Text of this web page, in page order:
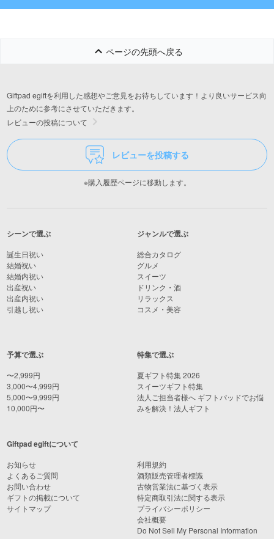
ページの先頭へ戻る
Giftpad egiftを利用した感想やご意見をお待ちしています！より良いサービス向
上のために参考にさせていただきます。
レビューの投稿について
レビューを投稿する
※購入履歴ページに移動します。
シーンで選ぶ
誕生日祝い
結婚祝い
結婚内祝い
出産祝い
出産内祝い
引越し祝い
予算で選ぶ
〜2,999円
3,000〜4,999円
5,000〜9,999円
10,000円〜
ジャンルで選ぶ
総合カタログ
グルメ
スイーツ
ドリンク・酒
リラックス
コスメ・美容
特集で選ぶ
夏ギフト特集 2026
スイーツギフト特集
法人ご担当者様へ ギフトパッドでお悩
みを解決！法人ギフト
Giftpad egiftについて
お知らせ
よくあるご質問
お問い合わせ
ギフトの掲載について
サイトマップ
利用規約
酒類販売管理者標識
古物営業法に基づく表示
特定商取引法に関する表示
プライバシーポリシー
会社概要
Do Not Sell My Personal Information